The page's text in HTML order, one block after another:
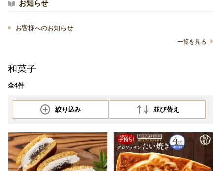
お知らせ
お客様へのお知らせ
一覧を見る
和菓子
全4件
絞り込み 並び替え